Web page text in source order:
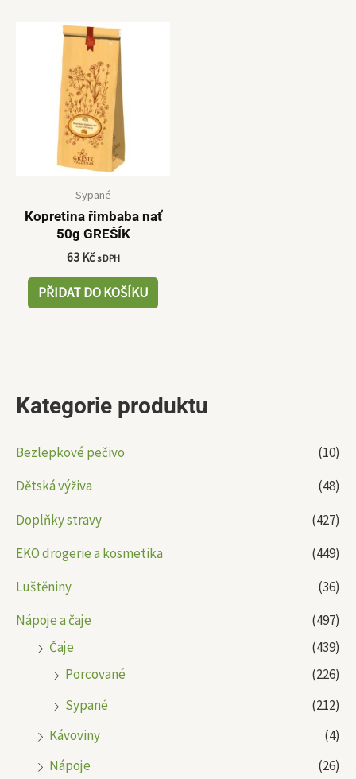
Kategorie produktu
Bezlepkové pečivo
(10)
Dětská výživa
(48)
Doplňky stravy
(427)
EKO drogerie a kosmetika
(449)
Luštěniny
(36)
Nápoje a čaje
(497)
Čaje
(439)
Porcované
(226)
Sypané
(212)
Kávoviny
(4)
Nápoje
(26)
Sypané
Kopretina řimbaba nať
50g GREŠÍK
63 Kč s DPH
PŘIDAT DO KOŠÍKU